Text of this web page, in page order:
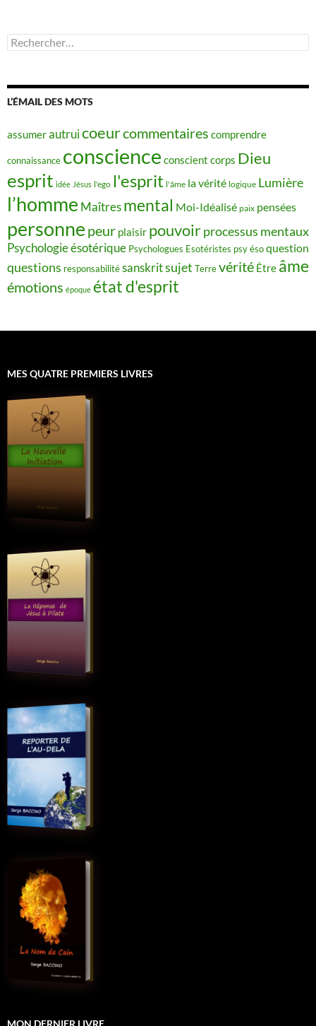
Rechercher :
L’ÉMAIL DES MOTS
assumerautruicoeurcommentaires comprendre
connaissance conscience conscient corps Dieu
esprit idée Jésus l'ego l'esprit l'âme la vérité logique Lumière
l’homme Maîtres mental Moi-Idéalisé paix pensées
personne peur plaisir pouvoirprocessus mentaux
Psychologie ésotérique Psychologues Esotéristes psy ésoquestion
questions responsabilitésanskritsujet Terrevérité Être âme
émotions époque état d'esprit
MES QUATRE PREMIERS LIVRES
MON DERNIER LIVRE